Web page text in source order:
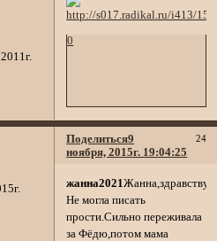
0
Поделиться 24
9
ноября, 2015г. 19:04:25
жанна2021
Не могла писать
прости.Сильно переживала
за Фёдю,потом мама